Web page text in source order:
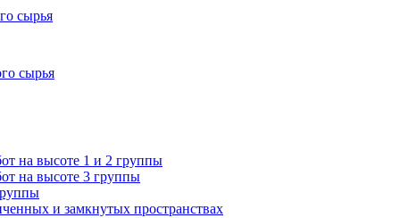
сырья
на высоте 1 и 2 группы
на высоте 3 группы
и замкнутых пространствах
сырья